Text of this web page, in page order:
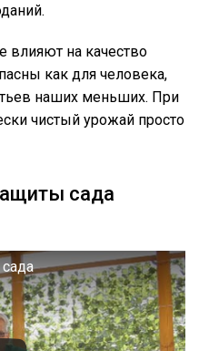
влияют на качество
как для человека,
наших меньших. При
чистый урожай просто
сада